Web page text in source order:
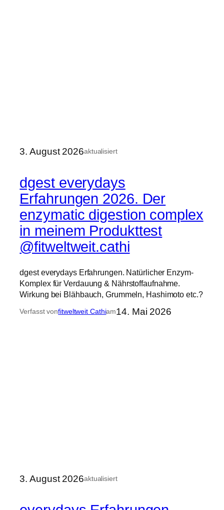
3. August 2026aktualisiert
dgest everydays
Erfahrungen 2026. Der
enzymatic digestion complex
in meinem Produkttest
@fitweltweit.cathi
dgest everydays Erfahrungen. Natürlicher Enzym-
Komplex für Verdauung & Nährstoffaufnahme.
Wirkung bei Blähbauch, Grummeln, Hashimoto etc.?
Verfasst vonfitweltweit Cathiam14. Mai 2026
3. August 2026aktualisiert